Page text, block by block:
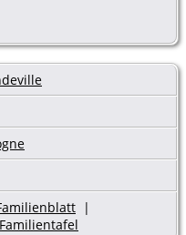
|
Familientafel